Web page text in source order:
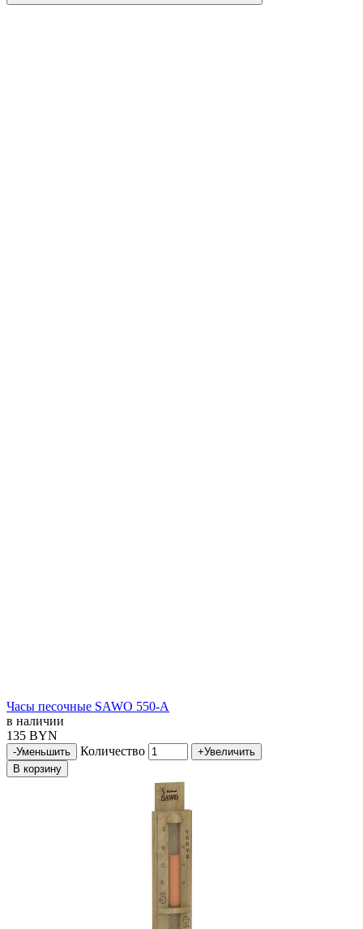
Часы песочные SAWO 550-A
в наличии
135 BYN
-Уменьшить Количество +Увеличить
В корзину